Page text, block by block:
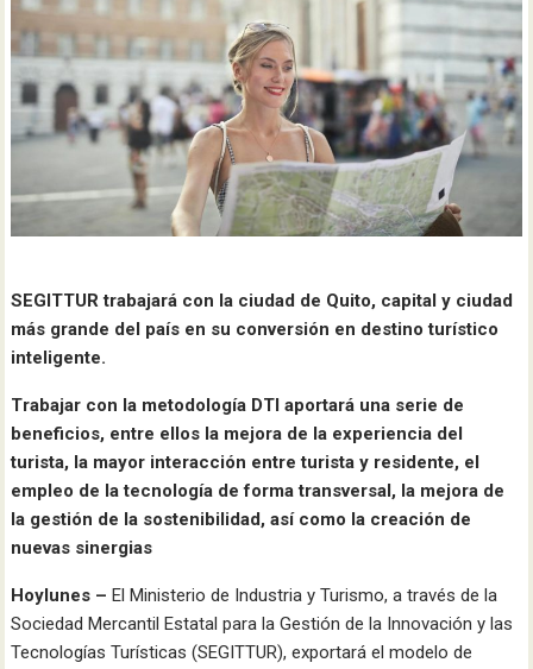
SEGITTUR trabajará con la ciudad de Quito, capital y ciudad
más grande del país en su conversión en destino turístico
inteligente.
Trabajar con la metodología DTI aportará una serie de
beneficios, entre ellos la mejora de la experiencia del
turista, la mayor interacción entre turista y residente, el
empleo de la tecnología de forma transversal, la mejora de
la gestión de la sostenibilidad, así como la creación de
nuevas sinergias
Hoylunes – El Ministerio de Industria y Turismo, a través de la
Sociedad Mercantil Estatal para la Gestión de la Innovación y las
Tecnologías Turísticas (SEGITTUR), exportará el modelo de